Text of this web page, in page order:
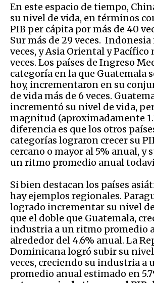
En este espacio de tiempo,
su nivel de vida, en términos
PIB per cápita por más de 40
Sur más de 29 veces. Indonesia
veces, y Asia Oriental y Pacífico
veces. Los países de Ingreso
categoría en la que Guatemala
hoy, incrementaron en su
de vida más de 6 veces.
incrementó su nivel de vida,
magnitud (aproximadamente
diferencia es que los otros
categorías lograron crecer su
cercano o mayor al 5% anual, y
un ritmo promedio anual
Si bien destacan los países
hay ejemplos regionales.
logrado incrementar su nivel
que el doble que Guatemala,
industria a un ritmo promedio
alrededor del 4.6% anual. La
Dominicana logró subir su nivel
veces, creciendo su industria a
promedio anual estimado en